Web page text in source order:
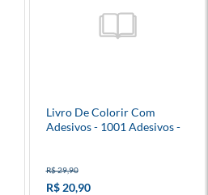
Livro De Colorir Com
Adesivos - 1001 Adesivos -
R$ 29,90
R$ 20,90